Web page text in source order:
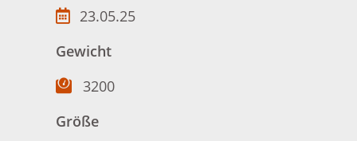
23.05.25
Gewicht
3200
Größe